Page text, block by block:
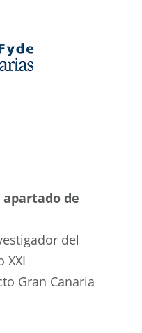
apartado de
del
XXI
Gran Canaria